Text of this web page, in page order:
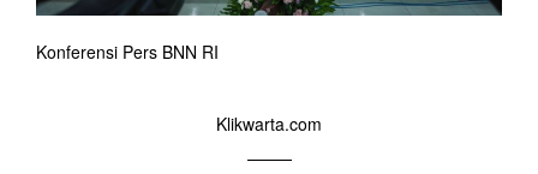
Konferensi Pers BNN RI
Klikwarta.com